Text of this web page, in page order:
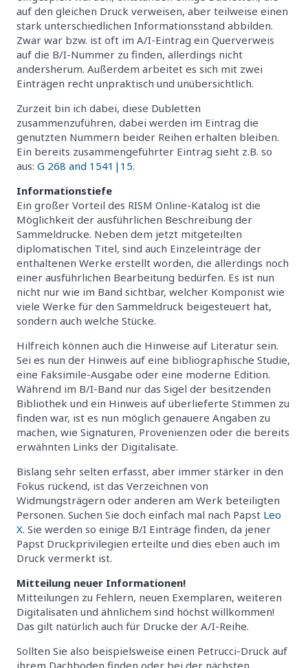
auf den gleichen Druck verweisen, aber teilweise einen
stark unterschiedlichen Informationsstand abbilden.
Zwar war bzw. ist oft im A/I-Eintrag ein Querverweis
auf die B/I-Nummer zu finden, allerdings nicht
andersherum. Außerdem arbeitet es sich mit zwei
Einträgen recht unpraktisch und unübersichtlich.
Zurzeit bin ich dabei, diese Dubletten
zusammenzuführen, dabei werden im Eintrag die
genutzten Nummern beider Reihen erhalten bleiben.
Ein bereits zusammengeführter Eintrag sieht z.B. so
aus: G 268 and 1541|15.
Informationstiefe
Ein großer Vorteil des RISM Online-Katalog ist die
Möglichkeit der ausführlichen Beschreibung der
Sammeldrucke. Neben dem jetzt mitgeteilten
diplomatischen Titel, sind auch Einzeleinträge der
enthaltenen Werke erstellt worden, die allerdings noch
einer ausführlichen Bearbeitung bedürfen. Es ist nun
nicht nur wie im Band sichtbar, welcher Komponist wie
viele Werke für den Sammeldruck beigesteuert hat,
sondern auch welche Stücke.
Hilfreich können auch die Hinweise auf Literatur sein.
Sei es nun der Hinweis auf eine bibliographische Studie,
eine Faksimile-Ausgabe oder eine moderne Edition.
Während im B/I-Band nur das Sigel der besitzenden
Bibliothek und ein Hinweis auf überlieferte Stimmen zu
finden war, ist es nun möglich genauere Angaben zu
machen, wie Signaturen, Provenienzen oder die bereits
erwähnten Links der Digitalisate.
Bislang sehr selten erfasst, aber immer stärker in den
Fokus rückend, ist das Verzeichnen von
Widmungsträgern oder anderen am Werk beteiligten
Personen. Suchen Sie doch einfach mal nach Papst Leo
X. Sie werden so einige B/I Einträge finden, da jener
Papst Druckprivilegien erteilte und dies eben auch im
Druck vermerkt ist.
Mitteilung neuer Informationen!
Mitteilungen zu Fehlern, neuen Exemplaren, weiteren
Digitalisaten und ähnlichem sind höchst willkommen!
Das gilt natürlich auch für Drucke der A/I-Reihe.
Sollten Sie also beispielsweise einen Petrucci-Druck auf
ihrem Dachboden finden oder bei der nächsten